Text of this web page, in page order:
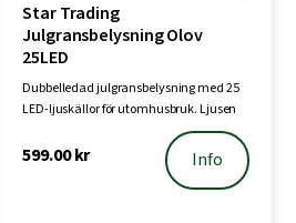
Star Trading
Julgransbelysning Olov
25LED
Dubbelledad julgransbelysning med 25
LED-ljuskällor för utomhusbruk. Ljusen
599.00kr Info